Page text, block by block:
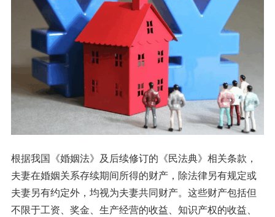
根据我国《婚姻法》及后续修订的《民法典》相关条款，
夫妻在婚姻关系存续期间所得的财产，除法律另有规定或
夫妻另有约定外，均视为夫妻共同财产。这些财产包括但
不限于工资、奖金、生产经营的收益、知识产权的收益、